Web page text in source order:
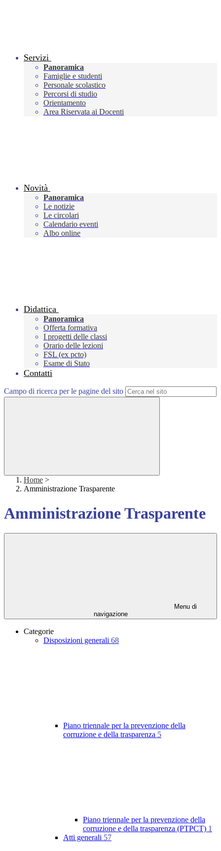
Servizi
Panoramica
Famiglie e studenti
Personale scolastico
Percorsi di studio
Orientamento
Area Riservata ai Docenti
Novità
Panoramica
Le notizie
Le circolari
Calendario eventi
Albo online
Didattica
Panoramica
Offerta formativa
I progetti delle classi
Orario delle lezioni
FSL (ex pcto)
Esame di Stato
Contatti
Campo di ricerca per le pagine del sito
Home >
Amministrazione Trasparente
Amministrazione Trasparente
Menu di
navigazione
Categorie
Disposizioni generali 68
Piano triennale per la prevenzione della
corruzione e della trasparenza 5
Piano triennale per la prevenzione della
corruzione e della trasparenza (PTPCT) 1
Atti generali 57